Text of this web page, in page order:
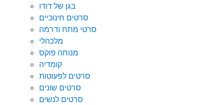
בגן של דודו
סרטים חינוכיים
סרטי מתח ודרמה
מלכהלי
מנוחה פוקס
קומדיה
סרטים לפעוטות
סרטים שונים
סרטים לנשים